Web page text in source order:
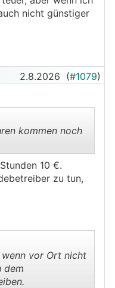
nicht günstiger
2.8.2026 (#1079)
kommen noch
10 €.
zu tun,
wenn vor Ort nicht
dem